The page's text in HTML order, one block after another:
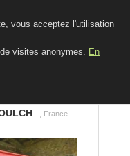
vous acceptez l'utilisation
visites anonymes. En
, France